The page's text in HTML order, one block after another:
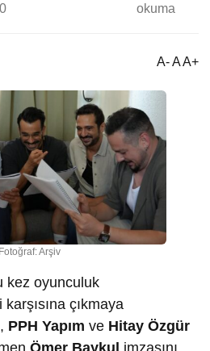
okuma
A- A A+
Fotoğraf: Arşiv
kez oyunculuk
çıkmaya
PPH Yapım ve Hitay Özgür